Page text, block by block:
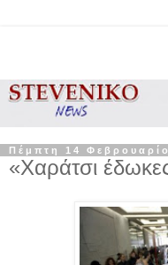
Πέμπτη 14
«Χαράτσι